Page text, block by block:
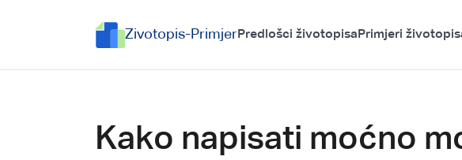
Zivotopis-PrimjerPredlošci životopisa Primjeri
Kako napisati moćno